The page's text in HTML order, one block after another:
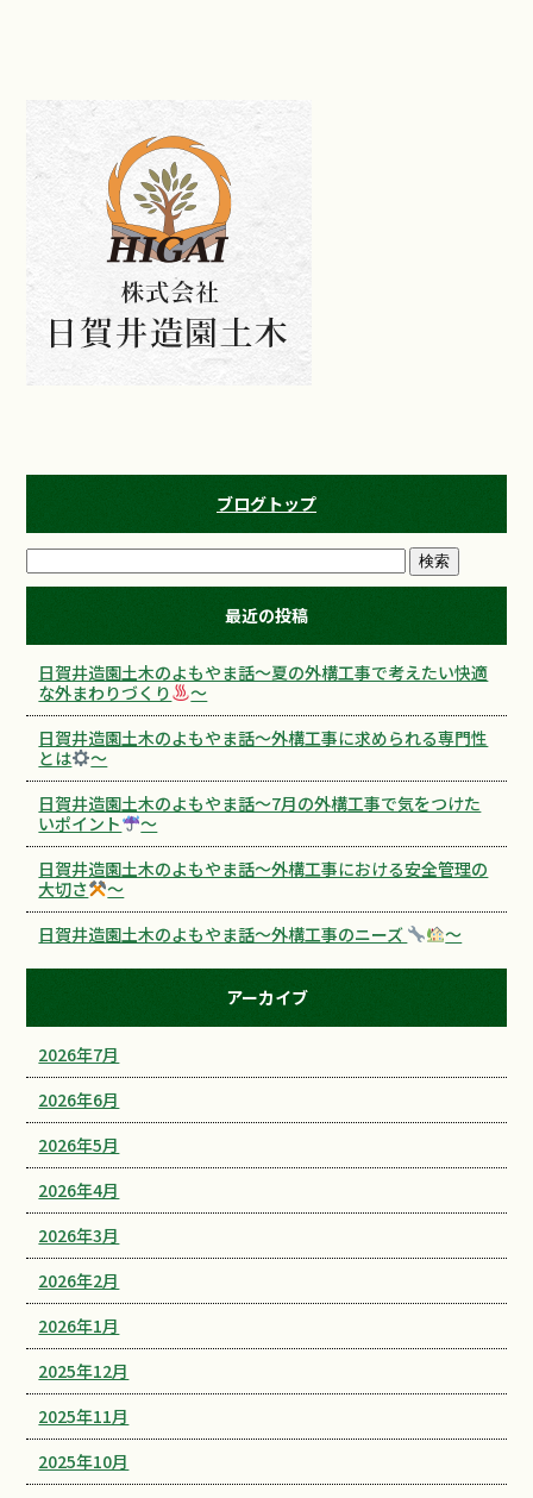
ブログトップ
最近の投稿
日賀井造園土木のよもやま話～夏の外構工事で考えたい快適
な外まわりづくり
～
日賀井造園土木のよもやま話～外構工事に求められる専門性
とは
～
日賀井造園土木のよもやま話～7月の外構工事で気をつけた
いポイント
～
日賀井造園土木のよもやま話～外構工事における安全管理の
大切さ
～
日賀井造園土木のよもやま話～外構工事のニーズ
～
アーカイブ
2026年7月
2026年6月
2026年5月
2026年4月
2026年3月
2026年2月
2026年1月
2025年12月
2025年11月
2025年10月